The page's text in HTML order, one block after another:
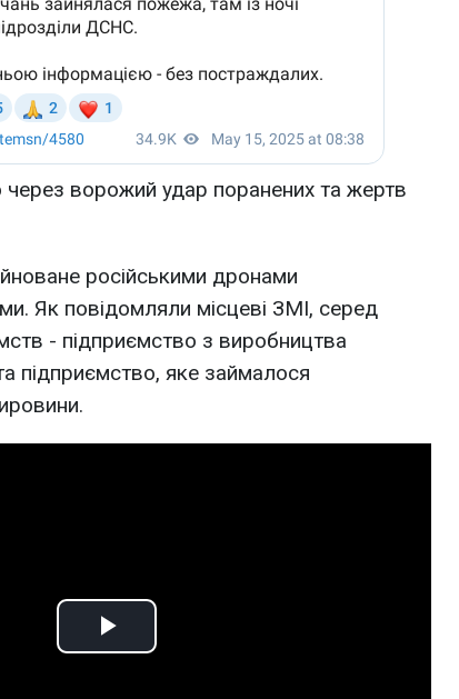
ворожий удар поранених та жертв
російськими дронами
Як повідомляли місцеві ЗМІ, серед
- підприємство з виробництва
підприємство, яке займалося
Play